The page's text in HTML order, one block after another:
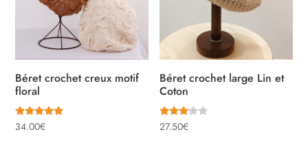
Béret crochet creux motif
floral
Note
5.00
34.00€
Béret crochet large Lin et
Coton
Note
3.00
27.50€